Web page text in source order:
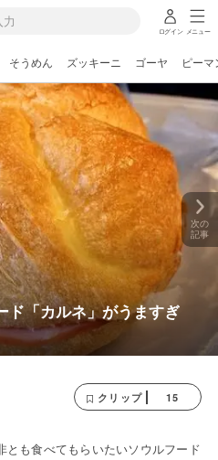
ログイン メニュー
そうめん ズッキーニ ゴーヤ ピーマ
ド「カルネ」がうますぎ
次の
記事
クリップ 15
も食べてもらいたいソウルフード